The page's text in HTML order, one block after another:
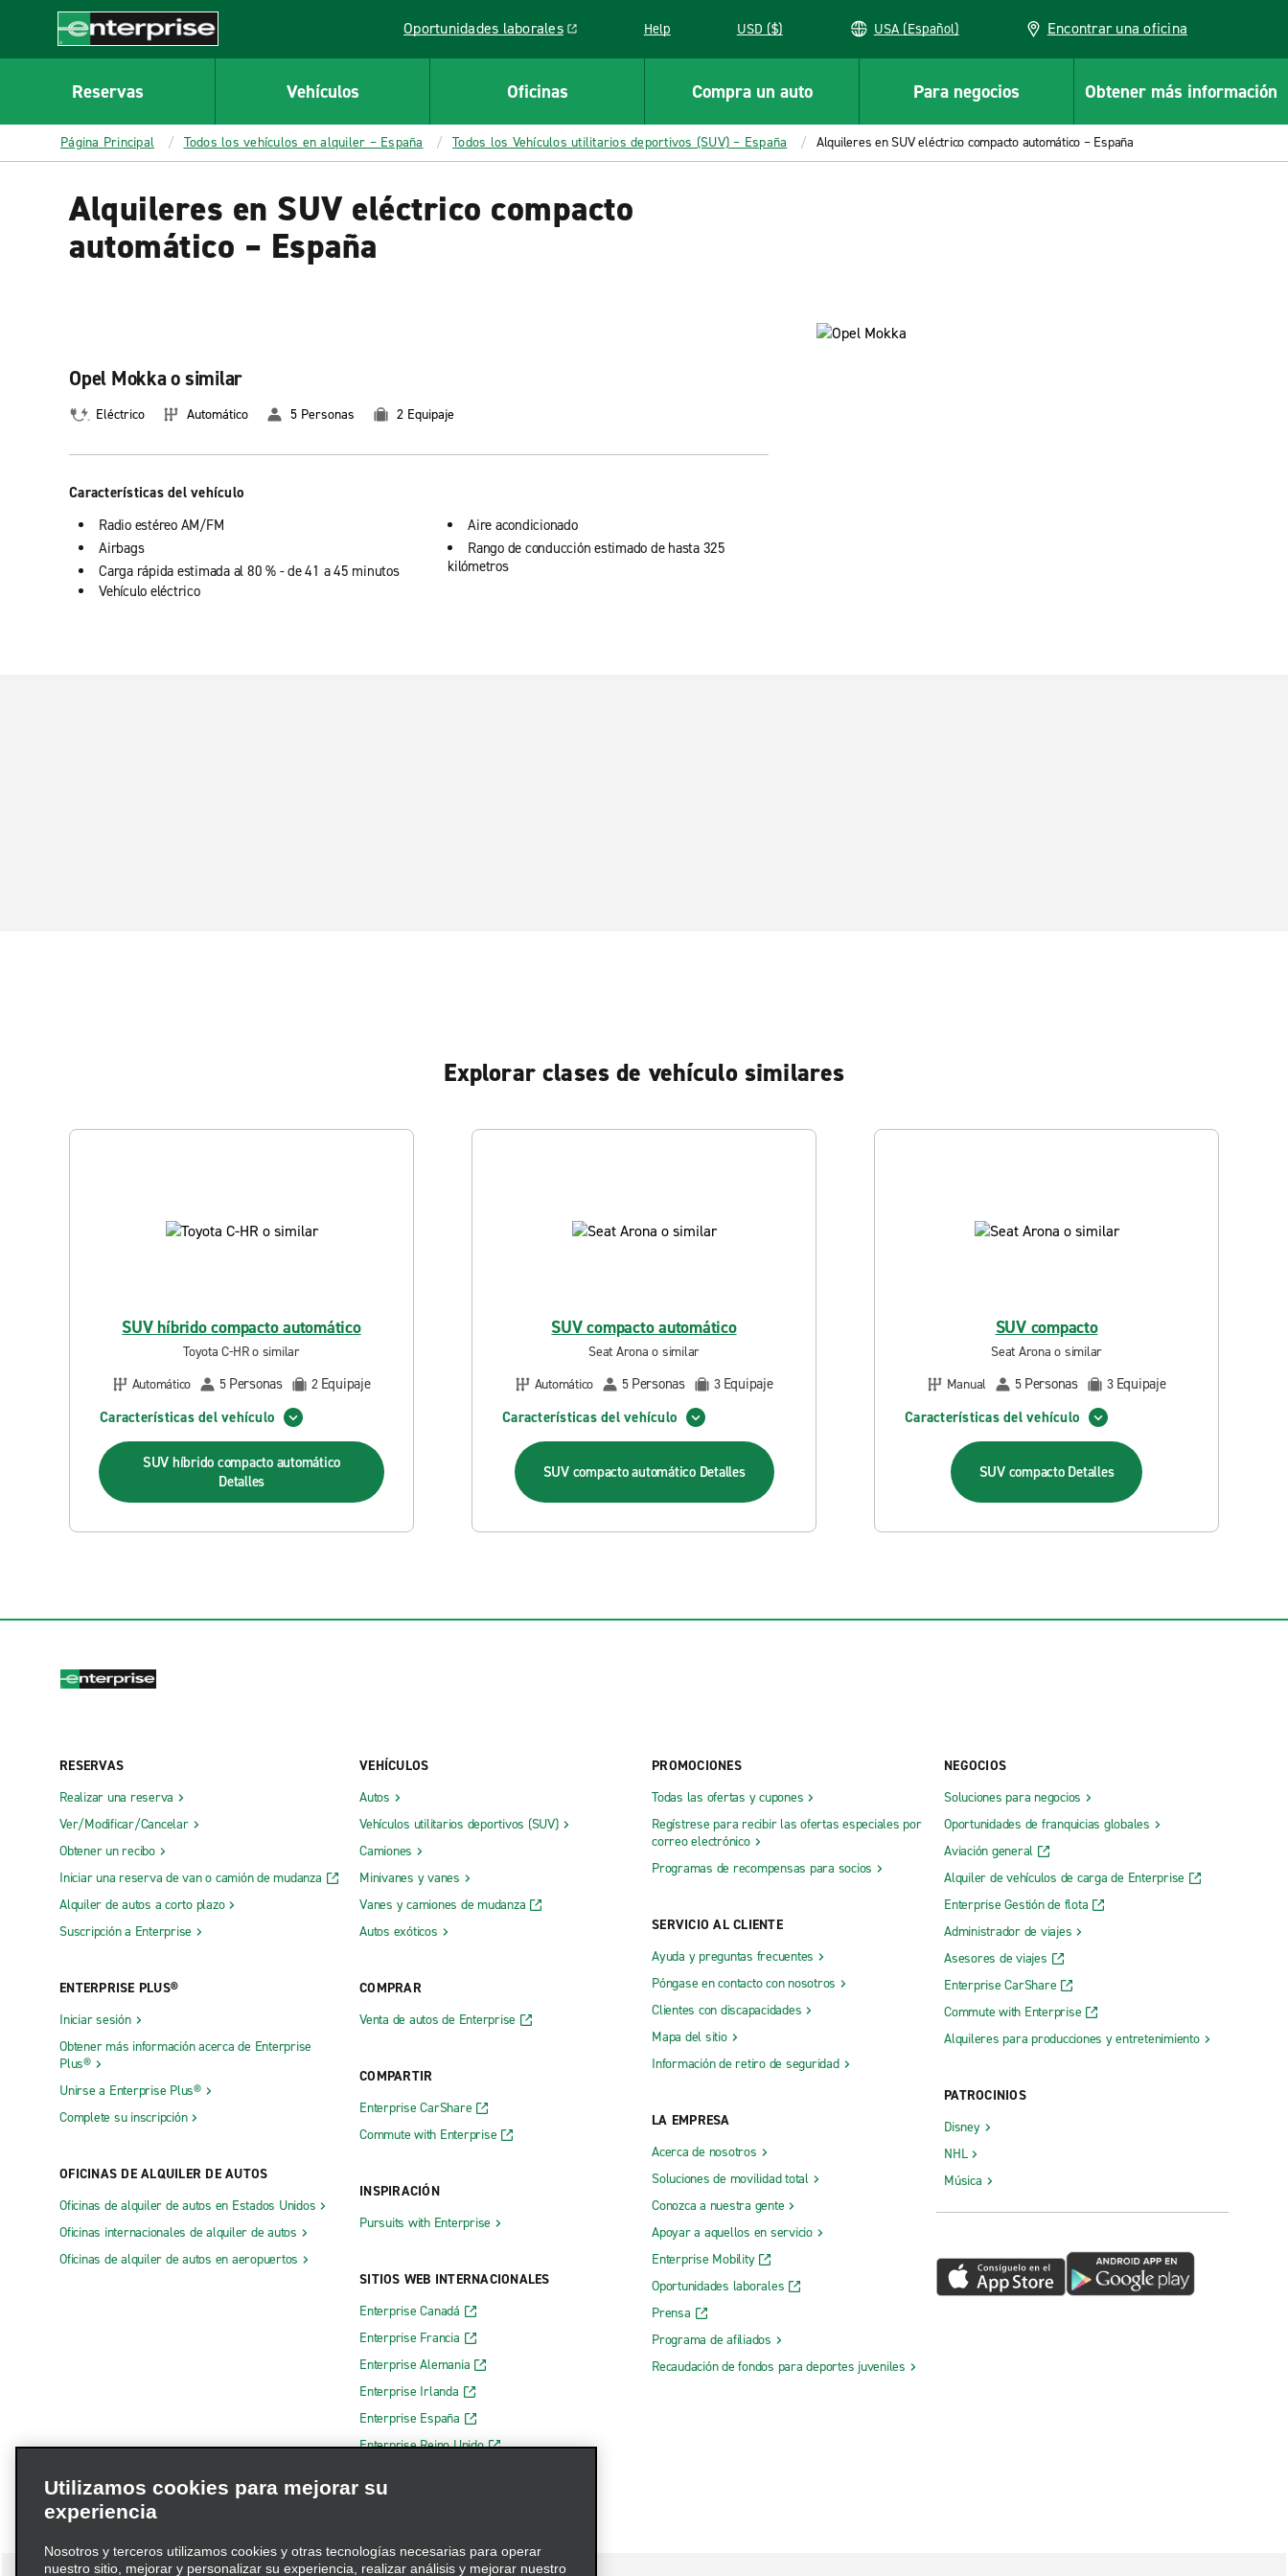
CONTENT
Enterprise
Oportunidades laborales
Link opens in a new window Help USD ($) USA (Español) Encontrar una oficina
Reservas Vehículos Oficinas Compra un auto Para negocios Obtener más información
Página Principal Todos los vehículos en alquiler – España Todos los Vehículos utilitarios deportivos (SUV) – España Alquileres en SUV eléctrico compacto automático – España
Alquileres en SUV eléctrico compacto
automático – España
Opel Mokka o similar
Eléctrico Automático 5 Personas 2 Equipaje
Características del vehículo
Radio estéreo AM/FM
Airbags
Carga rápida estimada al 80 % - de 41 a 45 minutos
Aire acondicionado
Rango de conducción estimado de hasta 325
kilómetros
Vehículo eléctrico
Explorar clases de vehículo similares
SUV híbrido compacto automático
Toyota C-HR o similar
Automático
5 Personas 2 Equipaje
Características del vehículo
SUV híbrido compacto automático
Detalles
SUV compacto automático
Seat Arona o similar
Automático
5 Personas 3 Equipaje
Características del vehículo
SUV compacto automático Detalles
SUV compacto
Seat Arona o similar
Manual
5 Personas 3 Equipaje
Características del vehículo
SUV compacto Detalles
RESERVAS
Realizar una reserva
Ver/Modificar/Cancelar
Obtener un recibo
Iniciar una reserva de van o camión de mudanza
Alquiler de autos a corto plazo
Suscripción a Enterprise
ENTERPRISE PLUS®
Iniciar sesión
Obtener más información acerca de Enterprise
Plus®
Unirse a Enterprise Plus®
Complete su inscripción
OFICINAS DE ALQUILER DE AUTOS
Oficinas de alquiler de autos en Estados Unidos
Oficinas internacionales de alquiler de autos
Oficinas de alquiler de autos en aeropuertos
VEHÍCULOS
Autos
Vehículos utilitarios deportivos (SUV)
Camiones
Minivanes y vanes
Vanes y camiones de mudanza
Autos exóticos
COMPRAR
Venta de autos de Enterprise
COMPARTIR
Enterprise CarShare
Commute with Enterprise
INSPIRACIÓN
Pursuits with Enterprise
SITIOS WEB INTERNACIONALES
Enterprise Canadá
Enterprise Francia
Enterprise Alemania
Enterprise Irlanda
Enterprise España
Enterprise Reino Unido
PROMOCIONES
Todas las ofertas y cupones
Regístrese para recibir las ofertas especiales por
correo electrónico
Programas de recompensas para socios
SERVICIO AL CLIENTE
Ayuda y preguntas frecuentes
Póngase en contacto con nosotros
Clientes con discapacidades
Mapa del sitio
Información de retiro de seguridad
LA EMPRESA
Acerca de nosotros
Soluciones de movilidad total
Conozca a nuestra gente
Apoyar a aquellos en servicio
Enterprise Mobility
Oportunidades laborales
Prensa
Programa de afiliados
Recaudación de fondos para deportes juveniles
NEGOCIOS
Soluciones para negocios
Oportunidades de franquicias globales
Aviación general
Alquiler de vehículos de carga de Enterprise
Enterprise Gestión de flota
Administrador de viajes
Asesores de viajes
Enterprise CarShare
Commute with Enterprise
Alquileres para producciones y entretenimiento
PATROCINIOS
Disney
NHL
Música
Utilizamos cookies para mejorar su
experiencia
Nosotros y terceros utilizamos cookies y otras tecnologías necesarias para operar
nuestro sitio, mejorar y personalizar su experiencia, realizar análisis y mejorar nuestro